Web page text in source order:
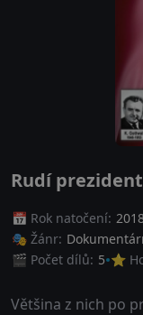
Rudí
📅 Rok natočení:
🎭 Žánr:
🎬 Počet dílů: 5 ⭐
Většina z nich po